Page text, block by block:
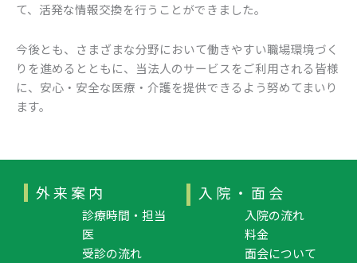
て、活発な情報交換を行うことができました。
今後とも、さまざまな分野において働きやすい職場環境づく
りを進めるとともに、当法人のサービスをご利用される皆様
に、安心・安全な医療・介護を提供できるよう努めてまいり
ます。
外来案内
診療時間・担当
医
受診の流れ
入院・面会
入院の流れ
料金
面会について